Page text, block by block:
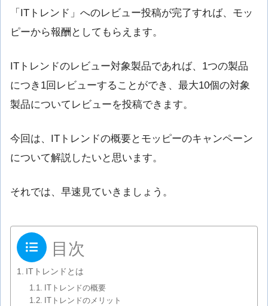
「ITトレンド」へのレビュー投稿が完了すれば、モッ
ピーから報酬としてもらえます。
ITトレンドのレビュー対象製品であれば、1つの製品
につき1回レビューすることができ、最大10個の対象
製品についてレビューを投稿できます。
今回は、ITトレンドの概要とモッピーのキャンペーン
について解説したいと思います。
それでは、早速見ていきましょう。
目次
ITトレンドとは
ITトレンドの概要
ITトレンドのメリット